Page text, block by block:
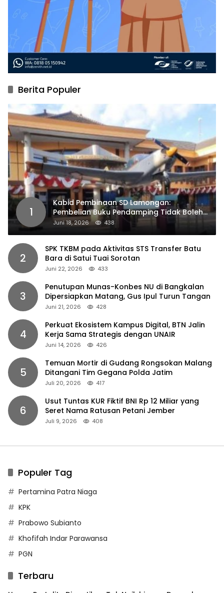
Berita Populer
1
Kabid Pembinaan SD Lamongan:
Pembelian Buku Pendamping Tidak Boleh
Dipaksakan
Juni 18, 2026 438
2
SPK TKBM pada Aktivitas STS Transfer Batu
Bara di Satui Tuai Sorotan
Juni 22, 2026 433
3
Penutupan Munas-Konbes NU di Bangkalan
Dipersiapkan Matang, Gus Ipul Turun Tangan
Juni 21, 2026 428
4
Perkuat Ekosistem Kampus Digital, BTN Jalin
Kerja Sama Strategis dengan UNAIR
Juni 14, 2026 426
5
Temuan Mortir di Gudang Rongsokan Malang
Ditangani Tim Gegana Polda Jatim
Juli 20, 2026 417
6
Usut Tuntas KUR Fiktif BNI Rp 12 Miliar yang
Seret Nama Ratusan Petani Jember
Juli 9, 2026 408
Populer Tag
Pertamina Patra Niaga
KPK
Prabowo Subianto
Khofifah Indar Parawansa
PGN
Terbaru